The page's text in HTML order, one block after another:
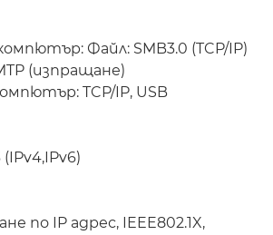
Файл: SMB3.0 (TCP/IP)
(изпращане)
TCP/IP, USB
(IPv4,IPv6)
по IP адрес, IEEE802.1X,